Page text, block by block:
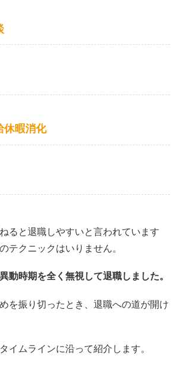
休暇消化
ると退職しやすいと言われています
テクニックはいりません。
動時期を全く無視して退職しました。
を振り切ったとき、退職への道が開け
イムラインに沿って紹介します。